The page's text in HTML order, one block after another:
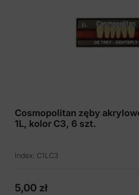
Cosmopolitan zęby
1L, kolor C3, 6 szt.
Index: C1LC3
5,00 zł